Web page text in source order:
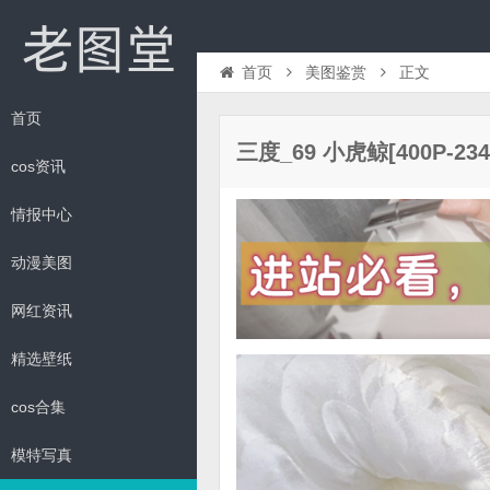
首页
cos资讯
情报中心
动漫美图
网红资讯
精选壁纸
cos合集
模特写真
首页 美图鉴赏 正文
三度_69 小虎鲸[400P-